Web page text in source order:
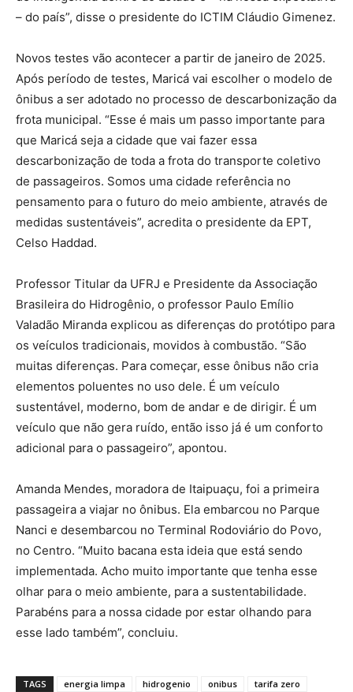
– do país”, disse o presidente do ICTIM Cláudio Gimenez.
Novos testes vão acontecer a partir de janeiro de 2025.
Após período de testes, Maricá vai escolher o modelo de
ônibus a ser adotado no processo de descarbonização da
frota municipal. “Esse é mais um passo importante para
que Maricá seja a cidade que vai fazer essa
descarbonização de toda a frota do transporte coletivo
de passageiros. Somos uma cidade referência no
pensamento para o futuro do meio ambiente, através de
medidas sustentáveis”, acredita o presidente da EPT,
Celso Haddad.
Professor Titular da UFRJ e Presidente da Associação
Brasileira do Hidrogênio, o professor Paulo Emílio
Valadão Miranda explicou as diferenças do protótipo para
os veículos tradicionais, movidos à combustão. “São
muitas diferenças. Para começar, esse ônibus não cria
elementos poluentes no uso dele. É um veículo
sustentável, moderno, bom de andar e de dirigir. É um
veículo que não gera ruído, então isso já é um conforto
adicional para o passageiro”, apontou.
Amanda Mendes, moradora de Itaipuaçu, foi a primeira
passageira a viajar no ônibus. Ela embarcou no Parque
Nanci e desembarcou no Terminal Rodoviário do Povo,
no Centro. “Muito bacana esta ideia que está sendo
implementada. Acho muito importante que tenha esse
olhar para o meio ambiente, para a sustentabilidade.
Parabéns para a nossa cidade por estar olhando para
esse lado também”, concluiu.
TAGS energia limpa hidrogenio onibus tarifa zero